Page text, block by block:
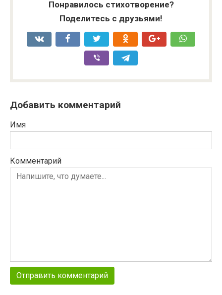
Понравилось стихотворение?
Поделитесь с друзьями!
Добавить комментарий
Имя
Комментарий